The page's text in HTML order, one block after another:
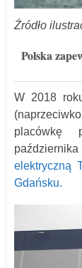
Źródło
Polska
W 2018
placówkę
elektryczną
Gdańsku.